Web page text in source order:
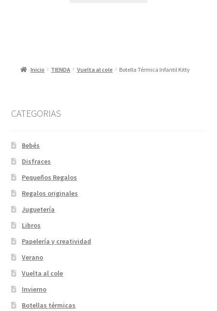
Inicio TIENDA Vuelta al cole Botella Térmica Infantil Kitty
CATEGORIAS
Bebés
Disfraces
Pequeños Regalos
Regalos originales
Juguetería
Libros
Papelería y creatividad
Verano
Vuelta al cole
Invierno
Botellas térmicas